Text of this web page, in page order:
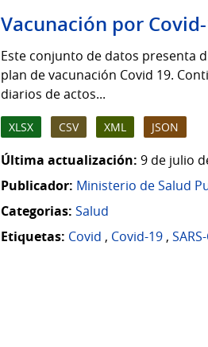
Vacunación por
Este conjunto de datos presenta
plan de vacunación Covid 19.
diarios de actos...
XLSX CSV XML JSON
Última actualización: 9 de julio
Publicador: Ministerio de Salud
Categorias: Salud
Etiquetas: Covid , Covid-19,